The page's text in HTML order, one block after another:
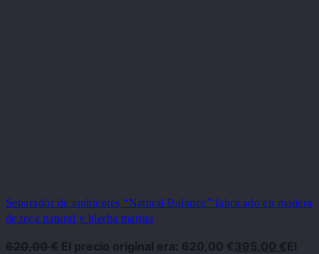
Separador de ambientes “Natural Balance” fabricado en madera
de teca natural y hierba marina
620,00€ El precio original era: 620,00 €395,00 €El